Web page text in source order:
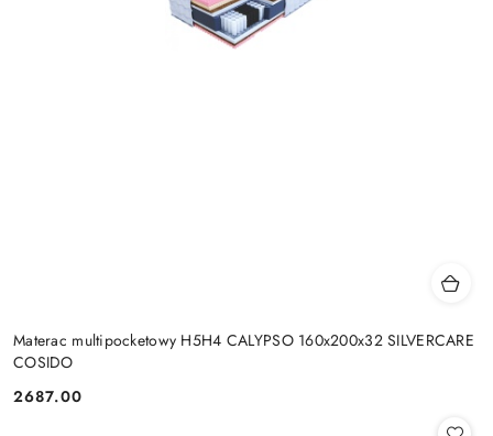
Materac multipocketowy H5H4 CALYPSO 160x200x32 SILVERCARE
COSIDO
Cena:
2687.00